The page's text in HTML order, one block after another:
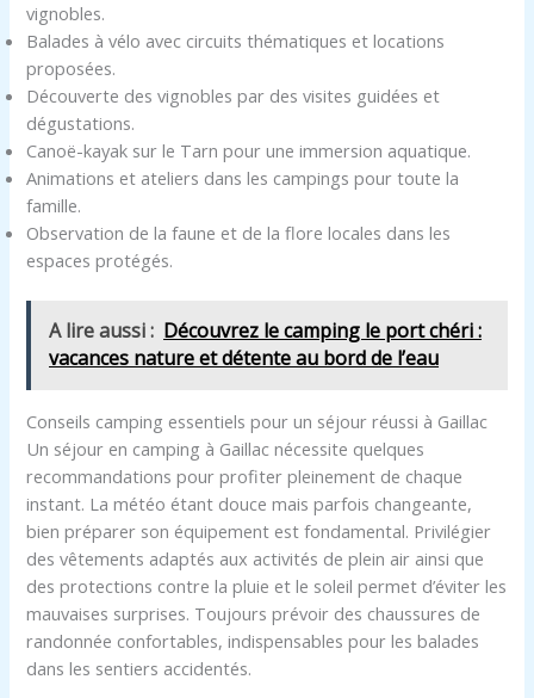
vignobles.
Balades à vélo avec circuits thématiques et locations
proposées.
Découverte des vignobles par des visites guidées et
dégustations.
Canoë-kayak sur le Tarn pour une immersion aquatique.
Animations et ateliers dans les campings pour toute la
famille.
Observation de la faune et de la flore locales dans les
espaces protégés.
A lire aussi : Découvrez le camping le port chéri :
vacances nature et détente au bord de l’eau
Conseils camping essentiels pour un séjour réussi à Gaillac
Un séjour en camping à Gaillac nécessite quelques
recommandations pour profiter pleinement de chaque
instant. La météo étant douce mais parfois changeante,
bien préparer son équipement est fondamental. Privilégier
des vêtements adaptés aux activités de plein air ainsi que
des protections contre la pluie et le soleil permet d’éviter les
mauvaises surprises. Toujours prévoir des chaussures de
randonnée confortables, indispensables pour les balades
dans les sentiers accidentés.